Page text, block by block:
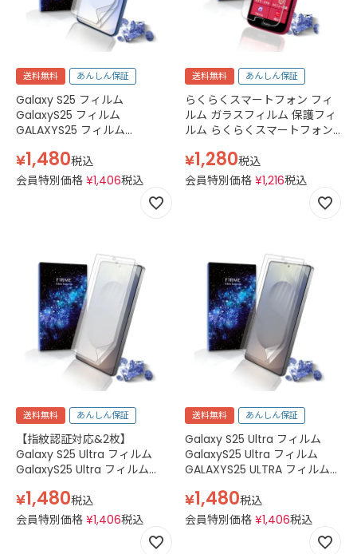
送料無料 あんしん保証
Galaxy S25 フィルム
GalaxyS25 フィルム
GALAXYS25 フィルム
SCG31 au SM-S931Q simフリ
ー SM-S931Z ギャラクシー
S25 フィルム ギャラクシー
S25 ケース Galaxy フィルム
¥1,480税込
会員特別価格 ¥1,406税込
送料無料 あんしん保証
らくらくスマートフォン フィ
ルム ガラスフィルム 保護フィ
ルム らくらくスマートフォン
2.5D 平面 スマホフィルム 強化
ガラス 透明 クリア
¥1,280税込
会員特別価格 ¥1,216税込
送料無料 あんしん保証
【指紋認証対応&2枚】
Galaxy S25 Ultra フィルム
GalaxyS25 Ultra フィルム
Softbank SC-52F docomo
SCG32 au SM-S938Q SIMフ
リー SM-S938Z ギャラクシー
S25 ウルトラ フィルム ギャラ
¥1,480税込
会員特別価格 ¥1,406税込
送料無料 あんしん保証
Galaxy S25 Ultra フィルム
GalaxyS25 Ultra フィルム
GALAXYS25 ULTRA フィルム
SCG32 au SM-S938Q SIMフ
リー SM-S938Z ギャラクシー
S25 ウルトラ フィルム ギャラ
クシーS25 ウルトラ ケース フ
¥1,480税込
会員特別価格 ¥1,406税込